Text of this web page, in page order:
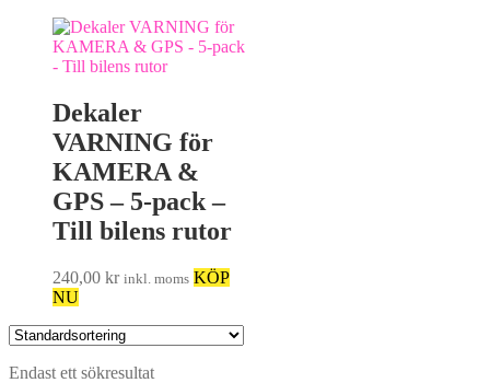
Dekaler
VARNING för
KAMERA &
GPS – 5-pack –
Till bilens rutor
240,00 kr inkl. moms KÖP
NU
Endast ett sökresultat